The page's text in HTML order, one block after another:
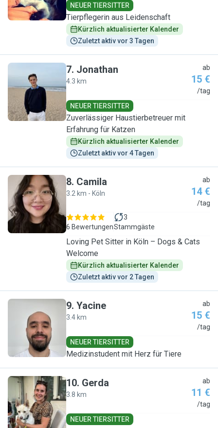
NEUER TIERSITTER
Tierpflegerin aus Leidenschaft
Kürzlich aktualisierter Kalender
Zuletzt aktiv vor 3 Tagen
J
7. Jonathan
4.3 km
ab
15 €
/tag
NEUER TIERSITTER
Zuverlässiger Haustierbetreuer mit
Erfahrung für Katzen
Kürzlich aktualisierter Kalender
Zuletzt aktiv vor 4 Tagen
C
8. Camila
3.2 km - Köln
ab
14 €
/tag
6 Bewertungen
3
Stammgäste
Loving Pet Sitter in Köln – Dogs & Cats
Welcome
Kürzlich aktualisierter Kalender
Zuletzt aktiv vor 2 Tagen
Y
9. Yacine
3.4 km
ab
15 €
/tag
NEUER TIERSITTER
Medizinstudent mit Herz für Tiere
G
10. Gerda
3.8 km
ab
11 €
/tag
NEUER TIERSITTER